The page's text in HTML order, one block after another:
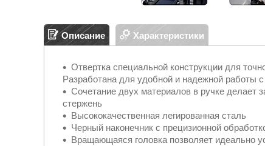
Описание Характеристики
Отвертка специальной конструкции для
Разработана для удобной и надежной работы
Сочетание двух материалов в ручке делает
стержень
Высококачественная легированная сталь
Черный наконечник с прецизионной
Вращающаяся головка позволяет идеально